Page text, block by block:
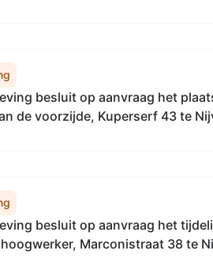
besluit op aanvraag het
de voorzijde, Kuperserf 43 te
besluit op aanvraag het
Marconistraat 38 te